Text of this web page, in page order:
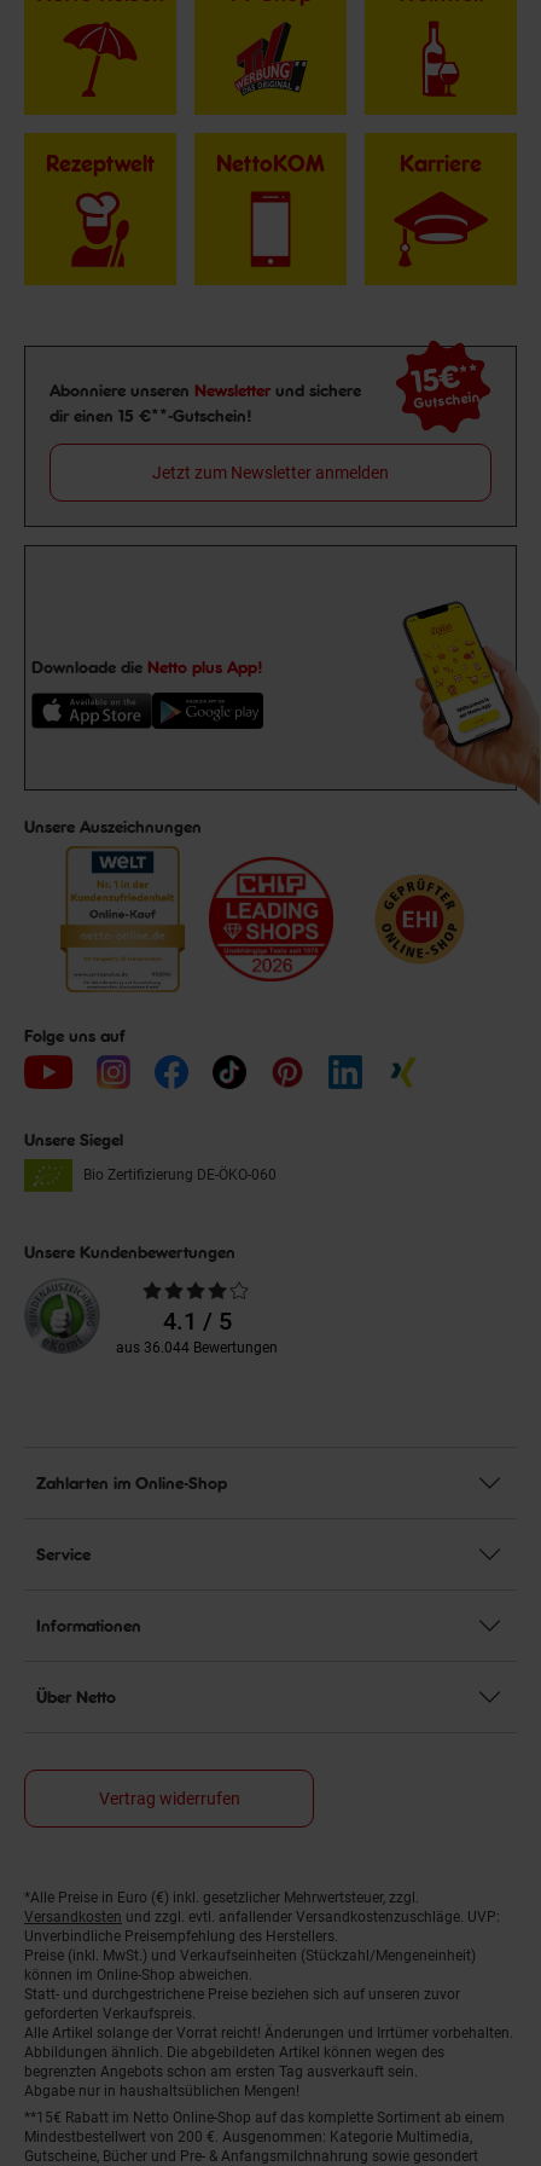
Rezeptwelt NettoKOM Karriere
Newsletter Anmeldung
Abonniere unseren Newsletter und sichere
dir einen 15 €**-Gutschein!
15€**
Gutschein
Jetzt zum Newsletter anmelden
Downloade die Netto plus App!
Unsere Auszeichnungen
Folge uns auf
Unsere Siegel
Bio Zertifizierung DE-ÖKO-060
Unsere Kundenbewertungen
Durchschnittliche
Bewertungen4.1 / 5
aus 36.044 Bewertungen
Zahlarten im Online-Shop
Service
Informationen
Über Netto
Vertrag widerrufen
Fußnoten
*Alle Preise in Euro (€) inkl. gesetzlicher Mehrwertsteuer, zzgl.
Versandkosten und zzgl. evtl. anfallender Versandkostenzuschläge. UVP:
Unverbindliche Preisempfehlung des Herstellers.
Preise (inkl. MwSt.) und Verkaufseinheiten (Stückzahl/Mengeneinheit)
können im Online-Shop abweichen.
Statt- und durchgestrichene Preise beziehen sich auf unseren zuvor
geforderten Verkaufspreis.
Alle Artikel solange der Vorrat reicht! Änderungen und Irrtümer vorbehalten.
Abbildungen ähnlich. Die abgebildeten Artikel können wegen des
begrenzten Angebots schon am ersten Tag ausverkauft sein.
Abgabe nur in haushaltsüblichen Mengen!
**15€ Rabatt im Netto Online-Shop auf das komplette Sortiment ab einem
Mindestbestellwert von 200 €. Ausgenommen: Kategorie Multimedia,
Gutscheine, Bücher und Pre- & Anfangsmilchnahrung sowie gesondert